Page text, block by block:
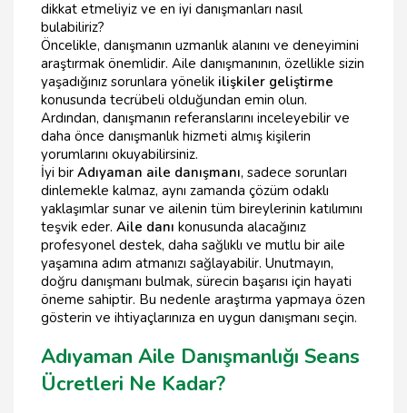
dikkat etmeliyiz ve en iyi danışmanları nasıl
bulabiliriz?
Öncelikle, danışmanın uzmanlık alanını ve deneyimini
araştırmak önemlidir. Aile danışmanının, özellikle sizin
yaşadığınız sorunlara yönelik ilişkiler geliştirme
konusunda tecrübeli olduğundan emin olun.
Ardından, danışmanın referanslarını inceleyebilir ve
daha önce danışmanlık hizmeti almış kişilerin
yorumlarını okuyabilirsiniz.
İyi bir Adıyaman aile danışmanı, sadece sorunları
dinlemekle kalmaz, aynı zamanda çözüm odaklı
yaklaşımlar sunar ve ailenin tüm bireylerinin katılımını
teşvik eder. Aile danı konusunda alacağınız
profesyonel destek, daha sağlıklı ve mutlu bir aile
yaşamına adım atmanızı sağlayabilir. Unutmayın,
doğru danışmanı bulmak, sürecin başarısı için hayati
öneme sahiptir. Bu nedenle araştırma yapmaya özen
gösterin ve ihtiyaçlarınıza en uygun danışmanı seçin.
Adıyaman Aile Danışmanlığı Seans
Ücretleri Ne Kadar?